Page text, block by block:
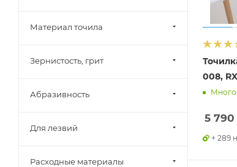
008,
Много
5 790
+ 289
Материал точила
Зернистость, грит
Абразивность
Для лезвий
Расходные материалы